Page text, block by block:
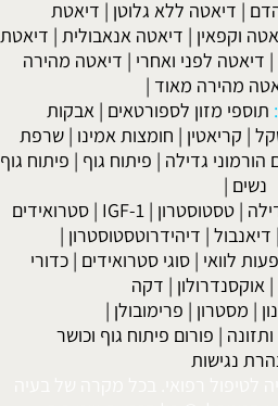
| דיאטה ללא גלוטן | דיאטת
וקפאין | דיאטה אנאבולית | דיאטת
| דיאטה לפני ואחרי | דיאטה מהירה
מהירה מאוד |
תוספי מזון לספורטאים | אבקות
| קריאטין | חומצות אמינו |שרפת
הורמוני גדילה | פיתוח גוף | פיתוח גוף
נשים |
|טסטוסטרון |
IGF-1
|סטרואידים
| דיאנבול | דיהידרוטסטוסטרון |
לוואי | סוגי סטרואידים | כדורי
| אוקסנדרולון | דקה
| מסטרון | פרימובולן |
| פורום פיתוח גוף וכושר
נגישות
לטיפול רפואי. בכל מקרה של בעיה